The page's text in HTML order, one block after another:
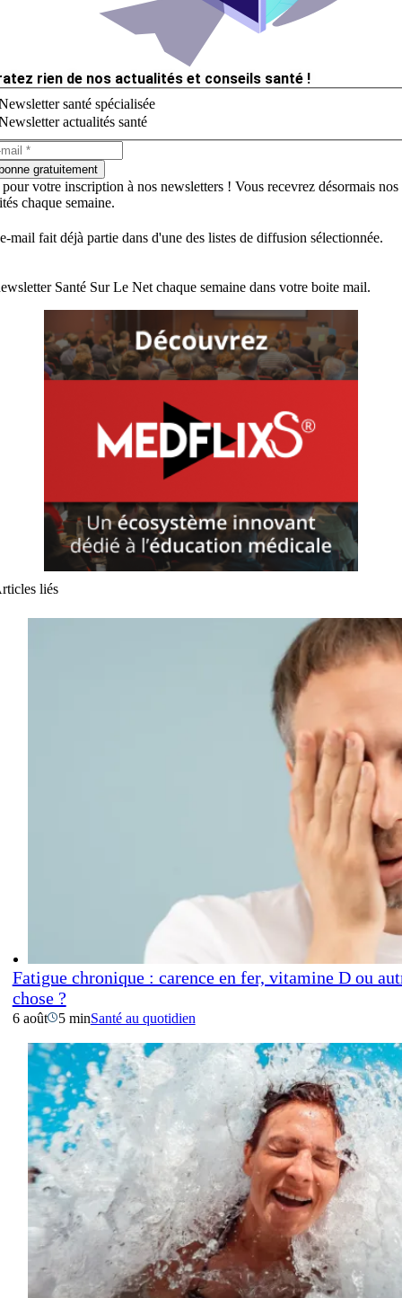
rien de nos actualités et conseils santé !
santé spécialisée
actualités santé
gratuitement
votre inscription à nos newsletters ! Vous recevrez désormais nos
chaque semaine.
mail fait déjà partie dans d'une des listes de diffusion sélectionnée.
Santé Sur Le Net chaque semaine dans votre boite mail.
liés
Fatigue chronique : carence en fer, vitamine D ou
chose ?
6 août 5 minSanté au quotidien